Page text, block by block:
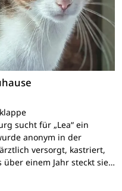
sucht für „Lea“ ein
anonym in der
versorgt, kastriert,
einem Jahr steckt sie…